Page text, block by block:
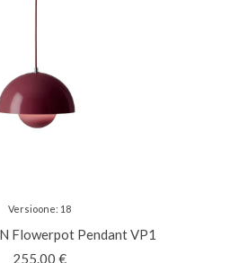
Versioone: 18
Flowerpot Pendant VP1
255.00 €